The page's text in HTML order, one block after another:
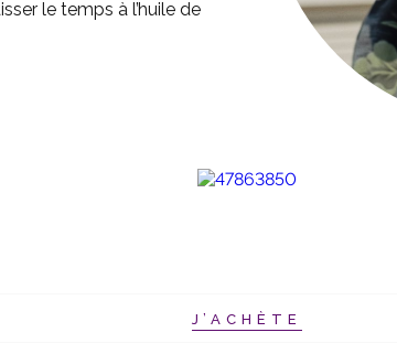
le temps à l’huile de
J’ACHÈTE